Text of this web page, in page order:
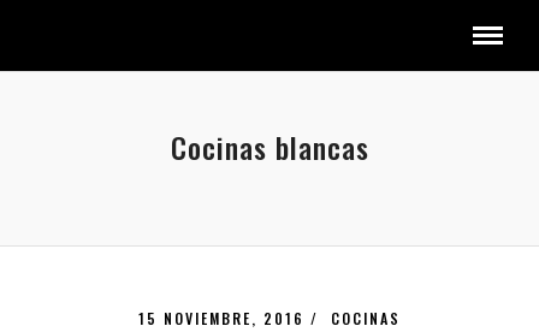
Cocinas blancas
15 NOVIEMBRE, 2016 / COCINAS